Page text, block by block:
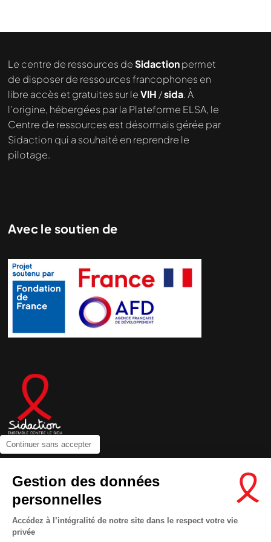
Continuer sans accepter
Gestion des données
personnelles
Accédez à l’intégralité de notre site dans le respect votre vie
privée
Le centre de ressources deSidactionpermet
de disposer de ressources francophones en
libre accès et gratuites sur leVIH /sida. À
l’origine, hébergées par la Plateforme ELSA, le
Centre de ressources est désormais gérée par
Sidaction qui a souhaité en reprendre le
pilotage.
Avec le soutien de
Newsletter
Nous suivre sur les réseaux :